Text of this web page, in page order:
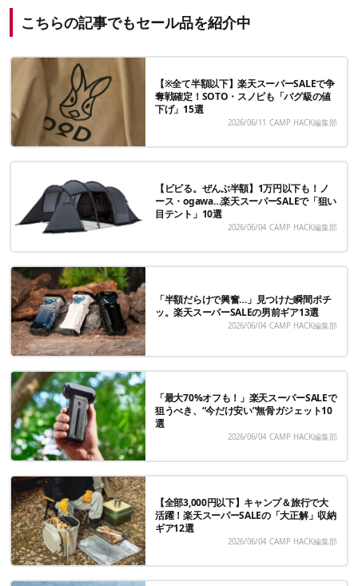
こちらの記事でもセール品を紹介中
【※全て半額以下】楽天スーパーSALEで争
奪戦確定！SOTO・スノピも「バグ級の値
下げ」15選
2026/06/11 CAMP HACK編集部
【ビビる。ぜんぶ半額】1万円以下も！ノ
ース・ogawa…楽天スーパーSALEで「狙い
目テント」10選
2026/06/04 CAMP HACK編集部
「半額だらけで興奮…」見つけた瞬間ポチ
ッ。楽天スーパーSALEの男前ギア13選
2026/06/04 CAMP HACK編集部
「最大70%オフも！」楽天スーパーSALEで
狙うべき、“今だけ安い”無骨ガジェット10
選
2026/06/04 CAMP HACK編集部
【全部3,000円以下】キャンプ＆旅行で大
活躍！楽天スーパーSALEの「大正解」収納
ギア12選
2026/06/04 CAMP HACK編集部